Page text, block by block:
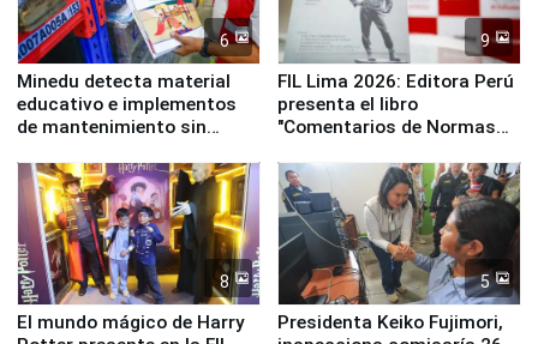
6
Minedu detecta material
educativo e implementos
de mantenimiento sin
la UGEL 2
9
FIL Lima 2026: Editora Perú
presenta el libro
"Comentarios de Normas
Derecho Colectivo"
8
El mundo mágico de Harry
5
Presidenta Keiko Fujimori,